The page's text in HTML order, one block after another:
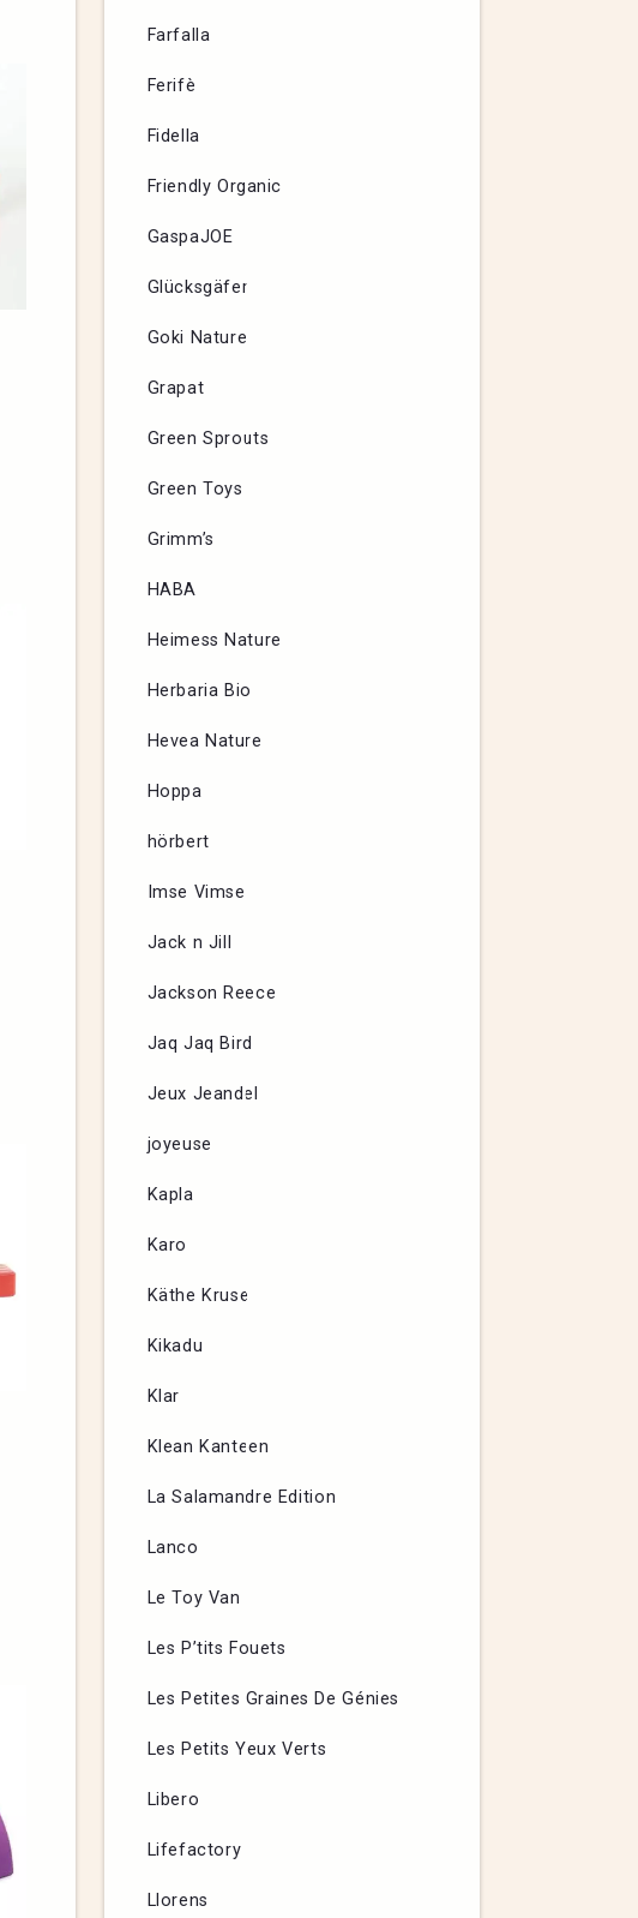
Farfalla
Ferifè
Fidella
Friendly Organic
GaspaJOE
Glücksgäfer
Goki Nature
Grapat
Green Sprouts
Green Toys
Grimm’s
HABA
Heimess Nature
Herbaria Bio
Hevea Nature
Hoppa
hörbert
Imse Vimse
Jack n Jill
Jackson Reece
Jaq Jaq Bird
Jeux Jeandel
joyeuse
Kapla
Karo
Käthe Kruse
Kikadu
Klar
Klean Kanteen
La Salamandre Edition
Lanco
Le Toy Van
Les P’tits Fouets
Les Petites Graines De Génies
Les Petits Yeux Verts
Libero
Lifefactory
Llorens